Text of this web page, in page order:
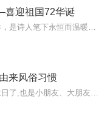
迎祖国72华诞
来风俗习惯